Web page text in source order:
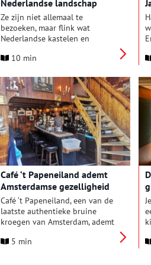
Nederlandse landschap
Ze zijn niet allemaal te
bezoeken, maar flink wat
Nederlandse kastelen en
ontvangen graag gasten. Een
nodige inspiratie.
10 min
Café ‘t Papeneiland ademt
Amsterdamse gezelligheid
Café ‘t Papeneiland, een van de
laatste authentieke bruine
kroegen van Amsterdam, ademt
appeltaart is zó legendarisch
5 min